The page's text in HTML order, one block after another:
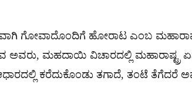
ಗೋವಾದೊಂದಿಗೆ ಹೋರಾಟ ಎಂಬ
ಅವರು, ಮಹದಾಯಿ ವಿಚಾರದಲ್ಲಿ ಮಹಾರಾಷ್ಟ್ರ
ಕರೆದುಕೊಂಡು ತಗಾದೆ, ತಂಟೆ